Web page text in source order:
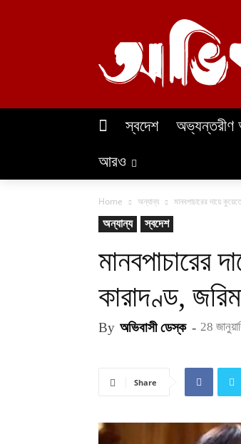
স্বদেশ অভ্যন্তরীণ
আরও
Home অন্যান্য
মানবপাচারের দায়ে
অন্যান্য
স্বদেশ
মানবপাচারের
কারাদণ্ড,
By অভিবাসী ডেস্ক - 28
Share